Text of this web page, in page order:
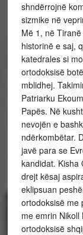
shndërrojnë
sizmike në
Më 1, në
historinë e saj,
katedrales si
ortodoksisë
mblidhej.
Patriarku
Papës. Në
nevojën e
ndërkombëtar.
javë para se
kandidat. Kisha
drejt kësaj
eklipsuan
ortodoksisë me
me emrin
ortodoksisë